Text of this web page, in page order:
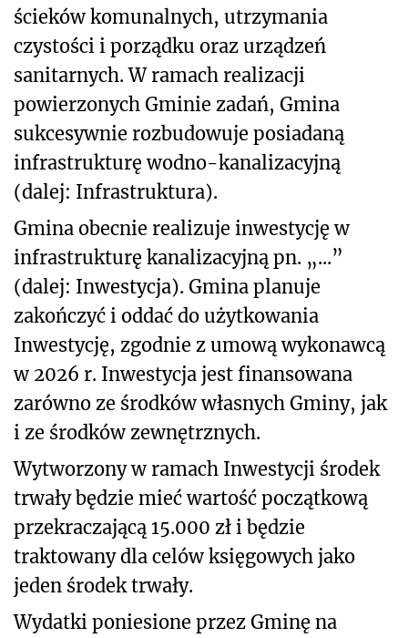
ścieków komunalnych, utrzymania
czystości i porządku oraz urządzeń
sanitarnych. W ramach realizacji
powierzonych Gminie zadań, Gmina
sukcesywnie rozbudowuje posiadaną
infrastrukturę wodno-kanalizacyjną
(dalej: Infrastruktura).
Gmina obecnie realizuje inwestycję w
infrastrukturę kanalizacyjną pn. „...”
(dalej: Inwestycja). Gmina planuje
zakończyć i oddać do użytkowania
Inwestycję, zgodnie z umową wykonawcą
w 2026 r. Inwestycja jest finansowana
zarówno ze środków własnych Gminy, jak
i ze środków zewnętrznych.
Wytworzony w ramach Inwestycji środek
trwały będzie mieć wartość początkową
przekraczającą 15.000 zł i będzie
traktowany dla celów księgowych jako
jeden środek trwały.
Wydatki poniesione przez Gminę na